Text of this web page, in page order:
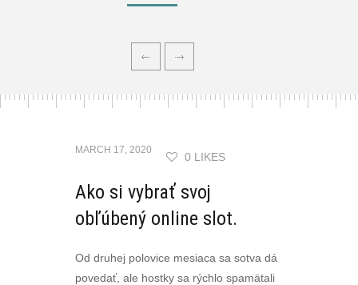
MARCH 17, 2020
0 LIKES
Ako si vybrať svoj
obľúbený online slot.
Od druhej polovice mesiaca sa sotva dá
povedať, ale hostky sa rýchlo spamätali